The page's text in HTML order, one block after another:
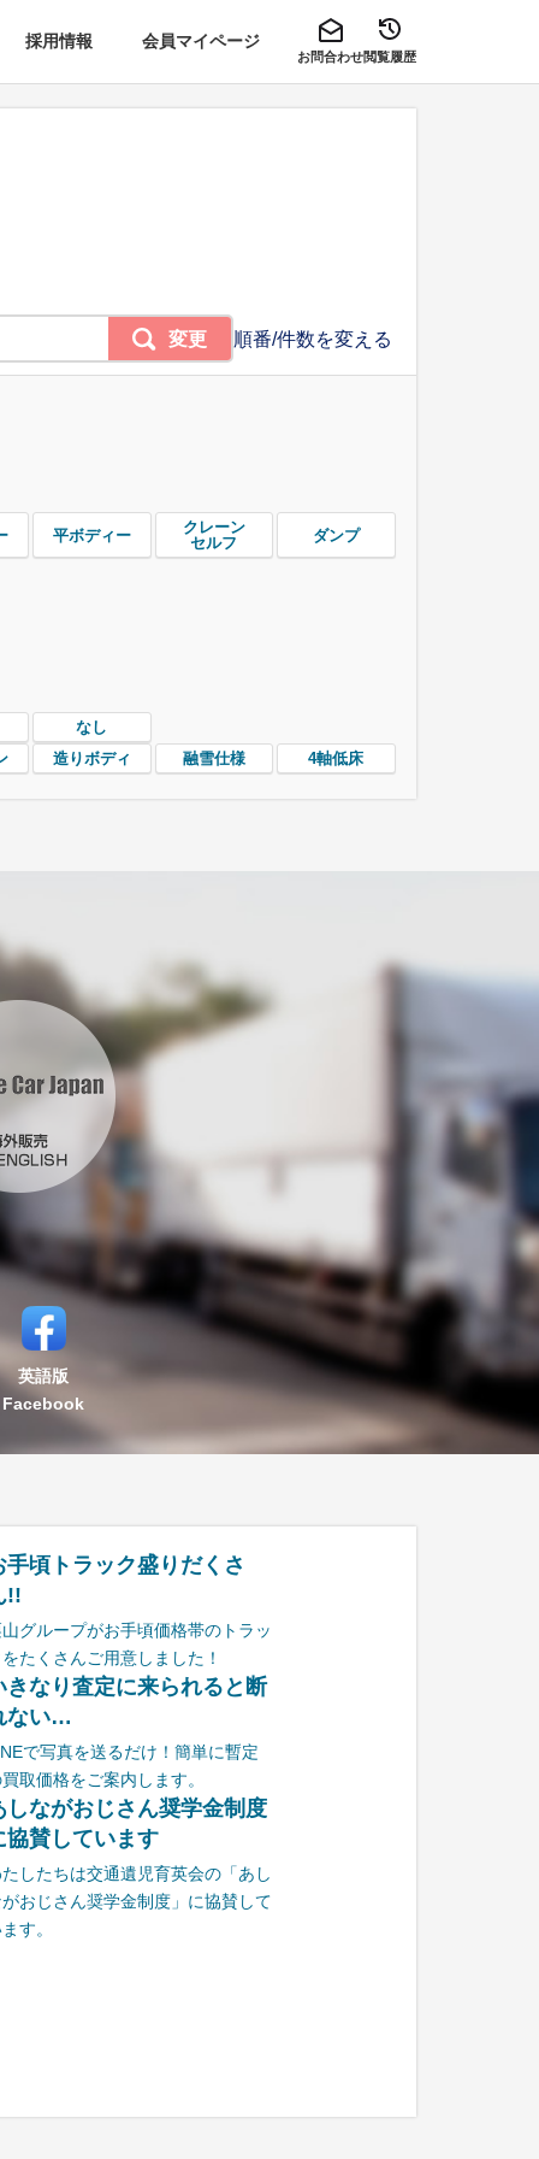
採用情報 会員マイページ
お問合わせ閲覧履歴
順番/件数を変える
変更
平ボディー
クレーン
セルフ
ダンプ
なし
造りボディ 融雪仕様 4軸低床
英語版
Facebook
手頃トラック盛りだくさ
!!
グループがお手頃価格帯のトラッ
たくさんご用意しました！
きなり査定に来られると断
ない…
で写真を送るだけ！簡単に暫定
取価格をご案内します。
しながおじさん奨学金制度
協賛しています
たしたちは交通遺児育英会の「あし
がおじさん奨学金制度」に協賛して
す。